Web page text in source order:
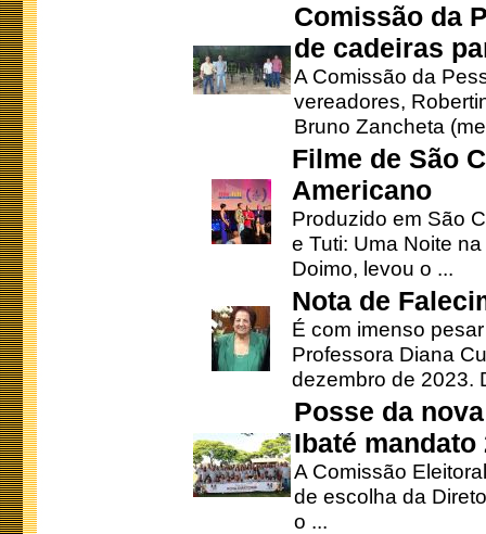
Comissão da
de cadeiras
A Comissão da
vereadores,
Bruno Zancheta
Filme de São
Americano
Produzido em São
e Tuti: Uma Noite
Doimo, levou o ...
Nota de
É com imenso
Professora Diana
dezembro de 2023.
Posse da
Ibaté mandato
A Comissão
de escolha da
o ...